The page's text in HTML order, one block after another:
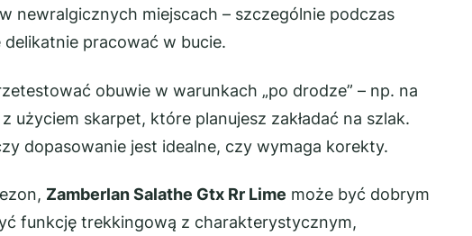
newralgicznych miejscach – szczególnie podczas
delikatnie pracować w bucie.
obuwie w warunkach „po drodze” – np. na
użyciem skarpet, które planujesz zakładać na szlak.
dopasowanie jest idealne, czy wymaga korekty.
Zamberlan Salathe Gtx Rr Lime może być dobrym
funkcję trekkingową z charakterystycznym,